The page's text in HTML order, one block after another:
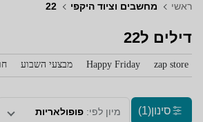
ראשי מחשבים וציוד היקפי 22
דילים ל22
zap store
Happy Friday מבצעי השבוע
סינון(1) מיון לפי: פופולאריות